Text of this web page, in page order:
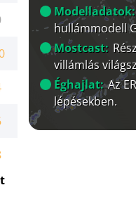
Modelladatok:
hullámmodell
Mostcast:
villámlás
Éghajlat: Az
lépésekben.